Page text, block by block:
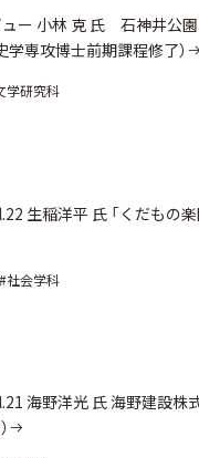
ー 小林 克 氏 石神井公
学専攻博士前期課程修了）
学研究科
生稲洋平 氏 「くだもの楽
#社会学科
海野洋光 氏 海野建設株